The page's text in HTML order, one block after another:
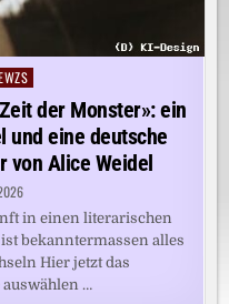
der Monster»: ein
und eine deutsche
von Alice Weidel
in einen literarischen
bekanntermassen alles
Hier jetzt das
…